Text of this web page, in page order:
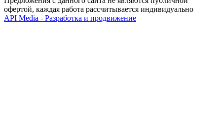
офертой, каждая работа рассчитывается индивидуально
API Media - Разработка и продвижение